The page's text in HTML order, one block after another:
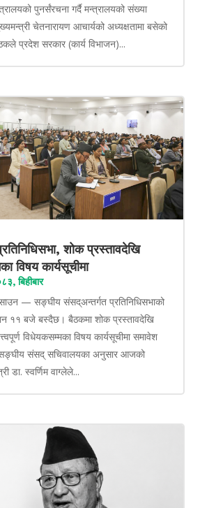
पुनर्संरचना गर्दै मन्त्रालयको संख्या
चेतनारायण आचार्यको अध्यक्षतामा बसेको
प्रदेश सरकार (कार्य विभाजन)...
शोक प्रस्तावदेखि
विषय कार्यसूचीमा
बिहीबार
— सङ्घीय संसद्अन्तर्गत प्रतिनिधिसभाको
११ बजे बस्दैछ। बैठकमा शोक प्रस्तावदेखि
विधेयकसम्मका विषय कार्यसूचीमा समावेश
संसद् सचिवालयका अनुसार आजको
डा. स्वर्णिम वाग्लेले...